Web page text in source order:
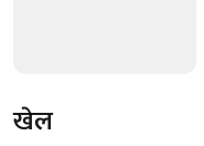
खेल